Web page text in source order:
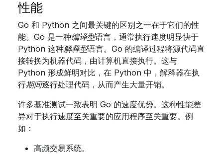
性能
Go 和 Python 之间最关键的区别之一在于它们的性
能。Go 是一种编译型语言，通常执行速度明显快于
Python 这种解释型语言。Go 的编译过程将源代码直
接转换为机器代码，由计算机直接执行。这与
Python 形成鲜明对比，在 Python 中，解释器在执
行期间逐行处理代码，从而产生大量开销。
许多基准测试一致表明 Go 的速度优势。这种性能差
异对于执行速度至关重要的应用程序至关重要。例
如：
高频交易系统。